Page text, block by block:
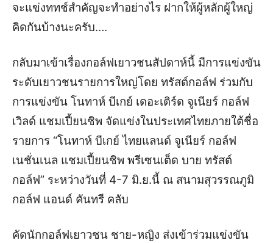
จะแข่งททช์สำคัญจะทำอย่างไร ฝากให้ผู้หลักผู้ใหญ่
คิดกันบ้างนะครับ….
กลับมาเข้าเรื่องกอล์ฟเยาวชนสัปดาห์นี้ มีการแข่งขัน
ระดับเยาวชนรายการใหญ่โดย ทรัสต์กอล์ฟ ร่วมกับ
การแข่งขัน โนทาห์ บีเกย์ เดอะเติร์ด จูเนียร์ กอล์ฟ
เวิลด์ แชมเปี้ยนชิพ จัดแข่งในประเทศไทยภายใต้ชื่อ
รายการ “โนทาห์ บีเกย์ ไทยแลนด์ จูเนียร์ กอล์ฟ
เนชั่นเนล แชมเปี้ยนชิพ พรีเซนเต็ด บาย ทรัสต์
กอล์ฟ” ระหว่างวันที่ 4-7 มิ.ย.นี้ ณ สนามสุวรรณภูมิ
กอล์ฟ แอนด์ คันทรี คลับ
คัดนักกอล์ฟเยาวชน ชาย-หญิง ส่งเข้าร่วมแข่งขัน